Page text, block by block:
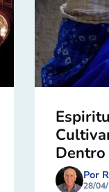
Dentro
Por
28/